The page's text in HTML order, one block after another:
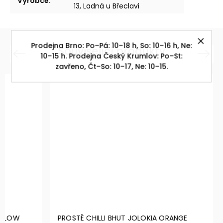
Prodejna Brno: Po–Pá: 10–18 h, So: 10–16 h, Ne:
10–15 h. Prodejna Český Krumlov: Po–St:
zavřeno, Čt–So: 10–17, Ne: 10–15.
13, Ladná u Břeclavi
Související produkty
PROSTĚ CHILLI BHUT JOLOKIA ORANGE